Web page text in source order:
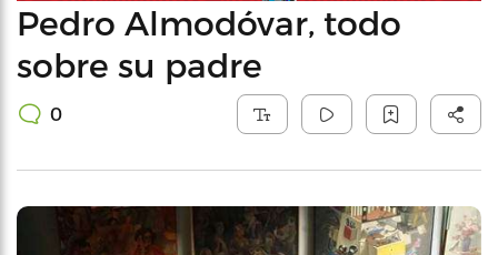
Pedro Almodóvar, todo
sobre su padre
0